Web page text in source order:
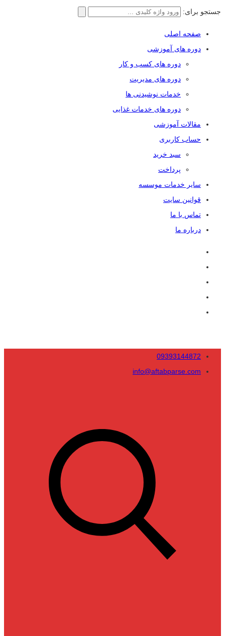
جستجو برای:
صفحه اصلی
دوره های آموزشی
دوره های کسب و کار
دوره های مدیریت
خدمات نوشیدنی ها
دوره های خدمات غذایی
مقالات آموزشی
حساب کاربری
سبد خرید
پرداخت
سایر خدمات موسسه
قوانین سایت
تماس با ما
درباره ما
09393144872
info@aftabparse.com